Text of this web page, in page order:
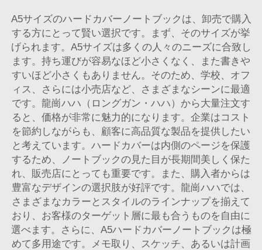
A5サイズのハードカバーノートブックは、卸売で購入
する方にとって賢い選択です。まず、そのサイズが挙
げられます。A5サイズは多くの人々のニーズに合致し
ます。持ち運びが容易なほど小さくなく、また書きや
すいほど小さくもありません。そのため、学校、オフ
ィス、さらには小売店など、さまざまなシーンに最適
です。龍崗ハハ（ロングガン・ハハ）から大量注文す
ると、価格が非常に魅力的になります。企業はコスト
を節約しながらも、顧客に高品質な製品を提供したい
と考えています。ハードカバーは内側のページを保護
するため、ノートブックの見た目が長期間美しく保た
れ、販売店にとっても重要です。また、購入者からは
豊富なデザインの選択肢が好評です。龍崗ハハでは、
さまざまなカラーとスタイルのラインナップを揃えて
おり、お客様のターゲット層に最も合うものを自由に
選べます。さらに、A5ハードカバーノートブックは極
めて多用途です。メモ取り、スケッチ、あるいは計画